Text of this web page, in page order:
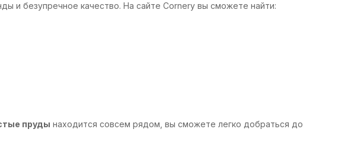
и безупречное качество. На сайте Cornery вы сможете найти:
пруды находится совсем рядом, вы сможете легко добраться до